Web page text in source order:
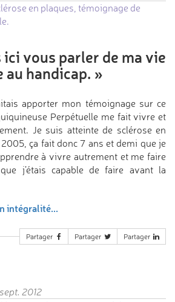
en plaques, témoignage de
ici vous parler de ma vie
au handicap. »
apporter mon témoignage sur ce
Perpétuelle me fait vivre et
Je suis atteinte de sclérose en
ça fait donc 7 ans et demi que je
à vivre autrement et me faire
j’étais capable de faire avant la
intégralité...
Partager Partager Partager
2012